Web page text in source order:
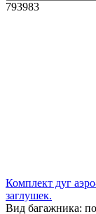
793983
Комплект дуг
заглушек.
Вид багажника: